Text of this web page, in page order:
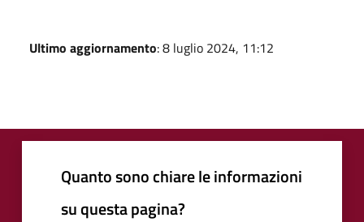
Ultimo aggiornamento: 8 luglio 2024, 11:12
Quanto sono chiare le informazioni
su questa pagina?